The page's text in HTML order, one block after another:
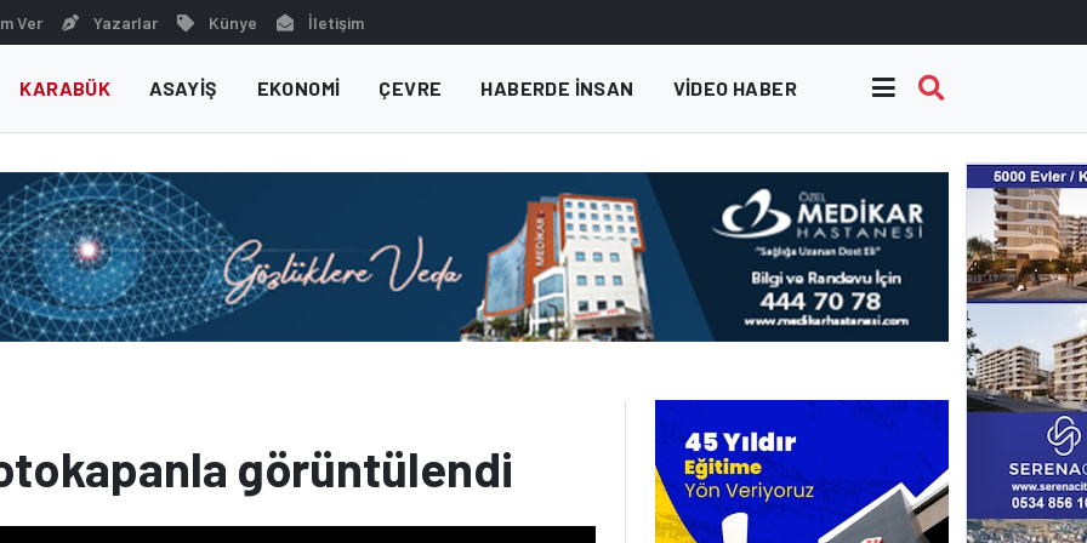
Ver Yazarlar Künye İletişim
KARABÜK ASAYIŞ EKONOMI ÇEVRE HABERDE INSAN VIDEO HABER
görüntülendi